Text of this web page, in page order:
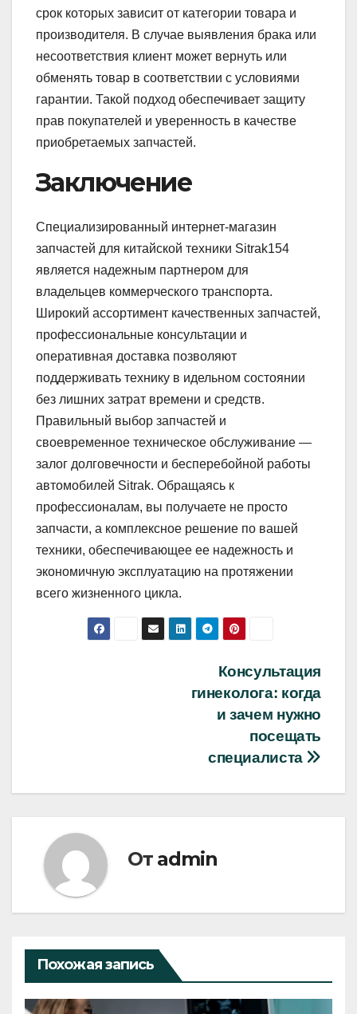
срок которых зависит от категории товара и
производителя. В случае выявления брака или
несоответствия клиент может вернуть или
обменять товар в соответствии с условиями
гарантии. Такой подход обеспечивает защиту
прав покупателей и уверенность в качестве
приобретаемых запчастей.
Заключение
Специализированный интернет-магазин
запчастей для китайской техники Sitrak154
является надежным партнером для
владельцев коммерческого транспорта.
Широкий ассортимент качественных запчастей,
профессиональные консультации и
оперативная доставка позволяют
поддерживать технику в идельном состоянии
без лишних затрат времени и средств.
Правильный выбор запчастей и
своевременное техническое обслуживание —
залог долговечности и бесперебойной работы
автомобилей Sitrak. Обращаясь к
профессионалам, вы получаете не просто
запчасти, а комплексное решение по вашей
техники, обеспечивающее ее надежность и
экономичную эксплуатацию на протяжении
всего жизненного цикла.
Консультация
гинеколога: когда
и зачем нужно
посещать
специалиста
От admin
Похожая запись